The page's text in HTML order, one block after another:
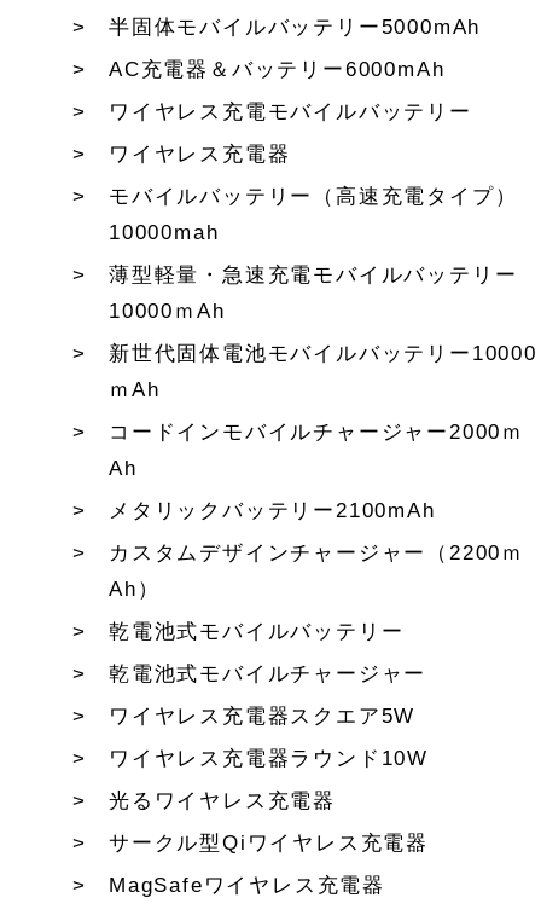
半固体モバイルバッテリー5000mAh
AC充電器＆バッテリー6000mAh
ワイヤレス充電モバイルバッテリー
ワイヤレス充電器
モバイルバッテリー（高速充電タイプ）
10000mah
薄型軽量・急速充電モバイルバッテリー
10000ｍAh
新世代固体電池モバイルバッテリー10000
ｍAh
コードインモバイルチャージャー2000ｍ
Ah
メタリックバッテリー2100mAh
カスタムデザインチャージャー（2200ｍ
Ah）
乾電池式モバイルバッテリー
乾電池式モバイルチャージャー
ワイヤレス充電器スクエア5W
ワイヤレス充電器ラウンド10W
光るワイヤレス充電器
サークル型Qiワイヤレス充電器
MagSafeワイヤレス充電器